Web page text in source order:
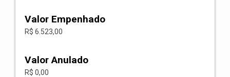
Valor Empenhado
R$ 6.523,00
Valor Anulado
R$ 0,00